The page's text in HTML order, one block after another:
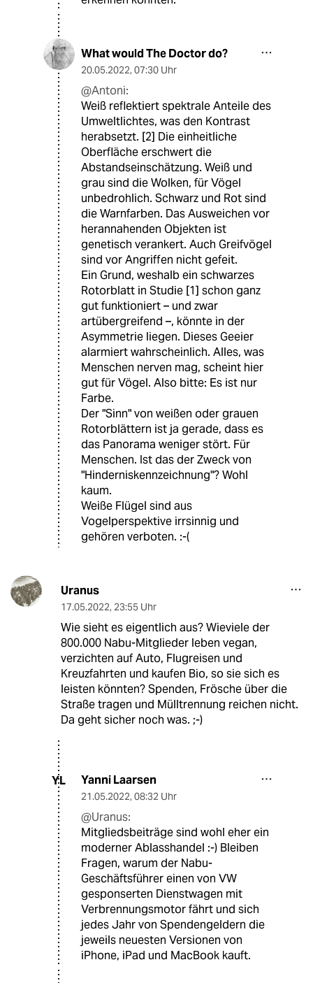
What would The Doctor do?
20.05.2022, 07:30 Uhr
@Antoni:
Weiß reflektiert spektrale Anteile des
Umweltlichtes, was den Kontrast
herabsetzt. [2] Die einheitliche
Oberfläche erschwert die
Abstandseinschätzung. Weiß und
grau sind die Wolken, für Vögel
unbedrohlich. Schwarz und Rot sind
die Warnfarben. Das Ausweichen vor
herannahenden Objekten ist
genetisch verankert. Auch Greifvögel
sind vor Angriffen nicht gefeit.
Ein Grund, weshalb ein schwarzes
Rotorblatt in Studie [1] schon ganz
gut funktioniert – und zwar
artübergreifend –, könnte in der
Asymmetrie liegen. Dieses Geeier
alarmiert wahrscheinlich. Alles, was
Menschen nerven mag, scheint hier
gut für Vögel. Also bitte: Es ist nur
Farbe.
Der "Sinn" von weißen oder grauen
Rotorblättern ist ja gerade, dass es
das Panorama weniger stört. Für
Menschen. Ist das der Zweck von
"Hinderniskennzeichnung"? Wohl
kaum.
Weiße Flügel sind aus
Vogelperspektive irrsinnig und
gehören verboten. :-(
Uranus
17.05.2022, 23:55 Uhr
Wie sieht es eigentlich aus? Wieviele der
800.000 Nabu-Mitglieder leben vegan,
verzichten auf Auto, Flugreisen und
Kreuzfahrten und kaufen Bio, so sie sich es
leisten könnten? Spenden, Frösche über die
Straße tragen und Mülltrennung reichen nicht.
Da geht sicher noch was. ;-)
YL Yanni Laarsen
21.05.2022, 08:32 Uhr
@Uranus:
Mitgliedsbeiträge sind wohl eher ein
moderner Ablasshandel :-) Bleiben
Fragen, warum der Nabu-
Geschäftsführer einen von VW
gesponserten Dienstwagen mit
Verbrennungsmotor fährt und sich
jedes Jahr von Spendengeldern die
jeweils neuesten Versionen von
iPhone, iPad und MacBook kauft.